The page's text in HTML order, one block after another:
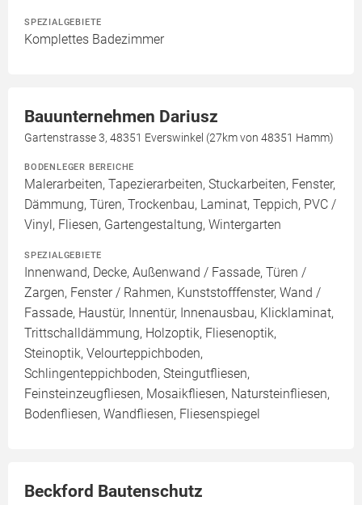
SPEZIALGEBIETE
Komplettes Badezimmer
Bauunternehmen Dariusz
Gartenstrasse 3, 48351 Everswinkel (27km von 48351 Hamm)
BODENLEGER BEREICHE
Malerarbeiten, Tapezierarbeiten, Stuckarbeiten, Fenster,
Dämmung, Türen, Trockenbau, Laminat, Teppich, PVC /
Vinyl, Fliesen, Gartengestaltung, Wintergarten
SPEZIALGEBIETE
Innenwand, Decke, Außenwand / Fassade, Türen /
Zargen, Fenster / Rahmen, Kunststofffenster, Wand /
Fassade, Haustür, Innentür, Innenausbau, Klicklaminat,
Trittschalldämmung, Holzoptik, Fliesenoptik,
Steinoptik, Velourteppichboden,
Schlingenteppichboden, Steingutfliesen,
Feinsteinzeugfliesen, Mosaikfliesen, Natursteinfliesen,
Bodenfliesen, Wandfliesen, Fliesenspiegel
Beckford Bautenschutz